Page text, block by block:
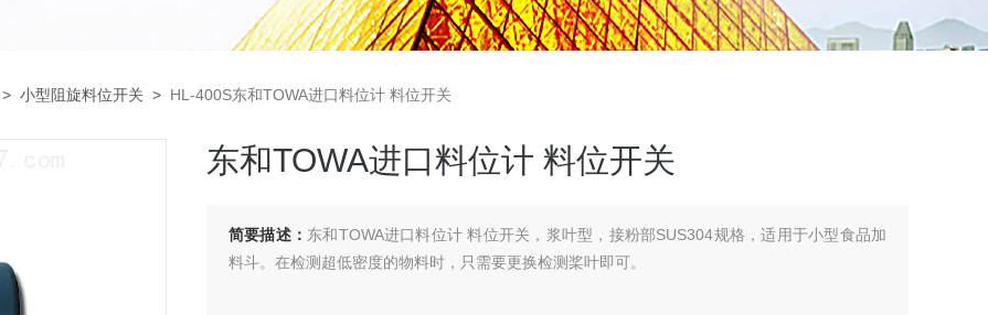
> 小型阻旋料位开关 > HL-400S东和TOWA进口料位计 料位开关
东和TOWA进口料位计 料位开关
简要描述： 东和TOWA进口料位计 料位开关，浆叶型，接粉部SUS304规格，适用于小型食品加
料斗。在检测超低密度的物料时，只需要更换检测桨叶即可。